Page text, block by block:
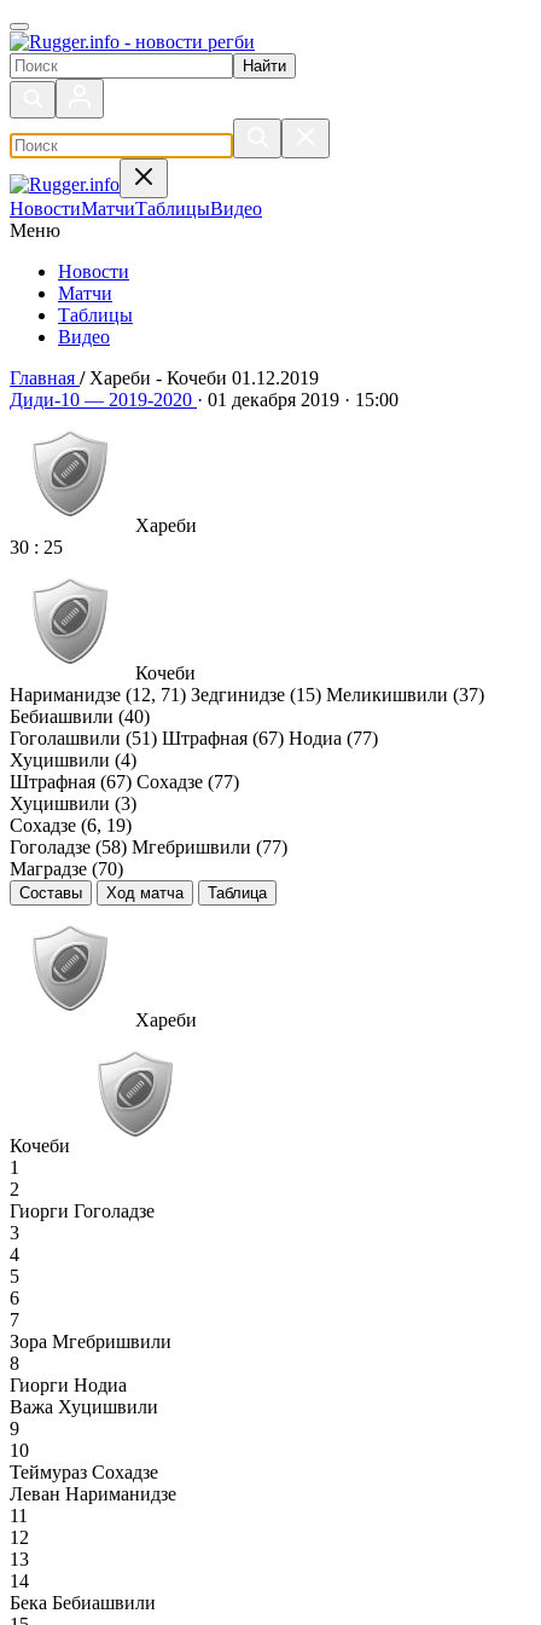
Поиск по сайту
НовостиМатчиТаблицыВидео
Меню
Новости
Матчи
Таблицы
Видео
Главная / Хареби - Кочеби 01.12.2019
Хареби - Кочеби 01.12.2019
Диди-10 — 2019-2020 · 01 декабря 2019 · 15:00
Хареби
30 : 25
Кочеби
Нариманидзе (12, 71) Зедгинидзе (15) Меликишвили (37)
Бебиашвили (40)
Гоголашвили (51) Штрафная (67) Нодиа (77)
Хуцишвили (4)
Штрафная (67) Сохадзе (77)
Хуцишвили (3)
Сохадзе (6, 19)
Гоголадзе (58) Мгебришвили (77)
Маградзе (70)
Составы Ход матча Таблица
Хареби
Кочеби
1
2
Гиорги Гоголадзе
3
4
5
6
7
Зора Мгебришвили
8
Гиорги Нодиа
Важа Хуцишвили
9
10
Теймураз Сохадзе
Леван Нариманидзе
11
12
13
14
Бека Бебиашвили